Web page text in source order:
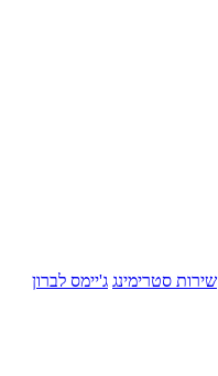
שירות סטרימינג ג'יימס לברון